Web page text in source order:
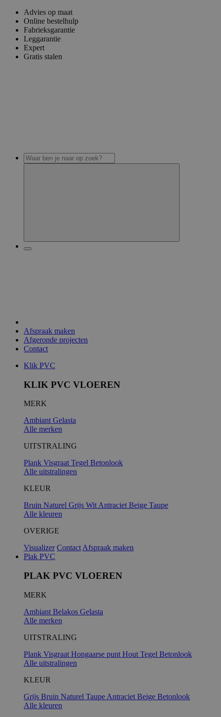
Advies op maat
Online bestelhulp
Fabrieksgarantie
Leggarantie
Expert
Gratis stalen
Afspraak maken
Afgeronde projecten
Contact
Klik PVC
KLIK PVC VLOEREN
MERK
AmbiantGelasta
Alle merken
UITSTRALING
Plank VisgraatTegel Betonlook
Alle uitstralingen
KLEUR
Bruin Naturel Grijs WitAntraciet Beige Taupe
Alle kleuren
OVERIGE
Visualizer ContactAfspraak maken
Plak PVC
PLAK PVC VLOEREN
MERK
Ambiant Belakos Gelasta
Alle merken
UITSTRALING
Plank Visgraat Hongaarse punt Hout Tegel Betonlook
Alle uitstralingen
KLEUR
Grijs Bruin Naturel Taupe Antraciet Beige Betonlook
Alle kleuren